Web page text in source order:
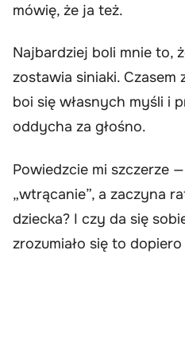
mówię, że ja też.
Najbardziej boli mnie to,
zostawia siniaki.
boi się własnych myśli i
oddycha za głośno.
Powiedzcie mi szczerze
„wtrącanie”, a zaczyna
dziecka? I czy da się
zrozumiało się to